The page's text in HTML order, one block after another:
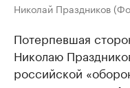
Николай Праздников
Потерпевшая
Николаю
российской